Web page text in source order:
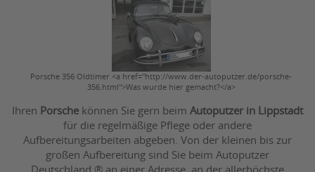
Porsche 356 Oldtimer <a href="http://www.der-autoputzer.de/porsche-
356.html">Was wurde hier gemacht?</a>
Ihren Porsche können Sie gern beim Autoputzer in Lippstadt
für die regelmäßige Pflege oder andere
Aufbereitungsarbeiten abgeben. Von der kleinen bis zur
großen Aufbereitung sind Sie beim Autoputzer